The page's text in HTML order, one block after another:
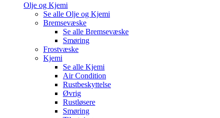
Olje og Kjemi
Se alle Olje og Kjemi
Bremsevæske
Se alle Bremsevæske
Smøring
Frostvæske
Kjemi
Se alle Kjemi
Air Condition
Rustbeskyttelse
Øvrig
Rustløsere
Smøring